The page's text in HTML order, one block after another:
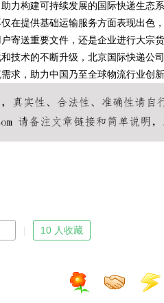
力构建可持续发展的国际快递生态
在提供基础运输服务方面表现出色
寄送重要文件，还是企业进行大宗
技术的不断升级，北京国际快递公
求，助力中国乃至全球物流行业创
10 人收藏